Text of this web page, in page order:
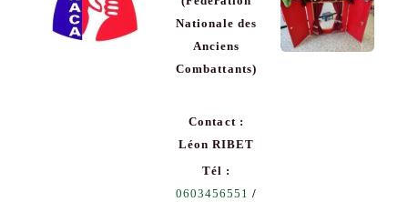
Nationale des
Anciens
Combattants)
Contact :
Léon RIBET
Tél :
0603456551 /